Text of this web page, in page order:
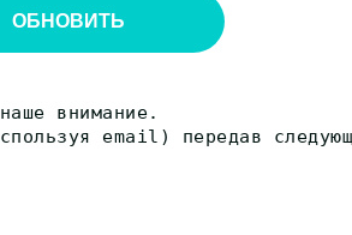
ОБНОВИТЬ
внимание.
email) передав